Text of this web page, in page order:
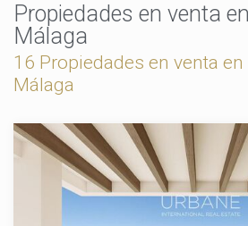
Propiedades en venta en Marbella,
Málaga
16 Propiedades en venta en
Málaga